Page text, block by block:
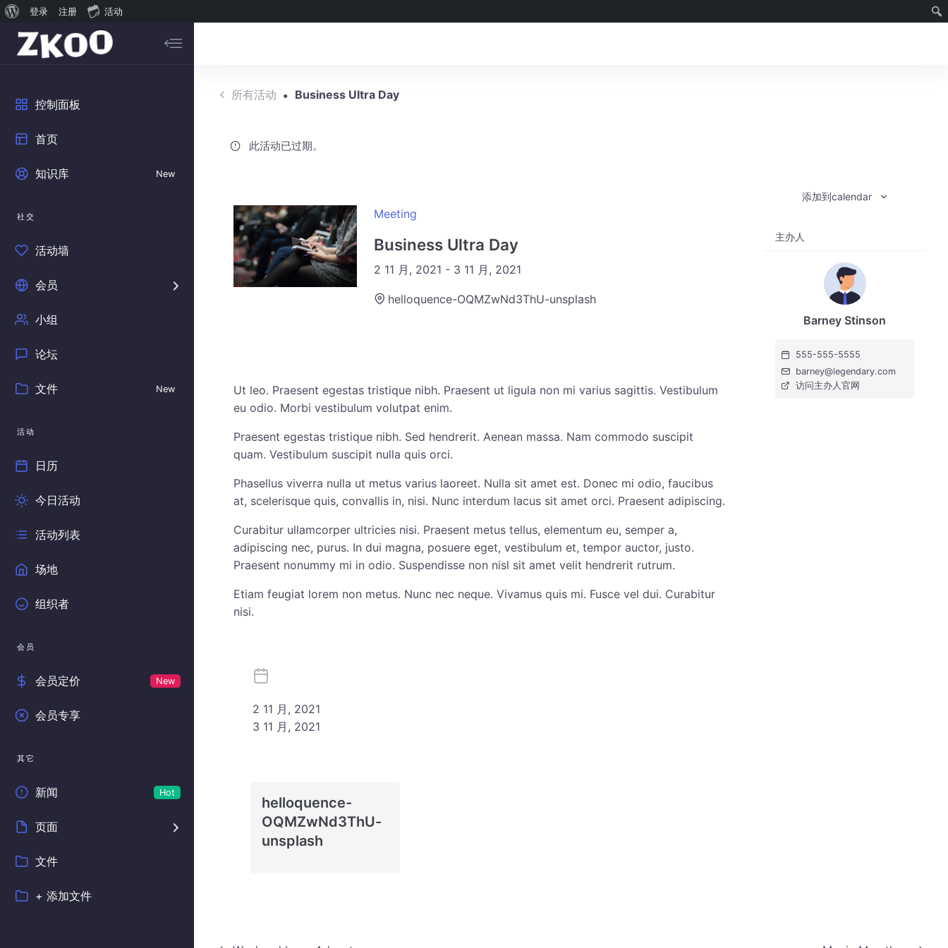
于
WordPress
登录 注册 活动
Skip to main content
控制面板
首页
知识库 New
社交
活动墙
会员
小组
论坛
文件 New
活动
日历
今日活动
活动列表
场地
组织者
会员
会员定价 New
会员专享
其它
新闻 Hot
页面
文件
+ 添加文件
所有活动 Business Ultra Day
此活动已过期。
Meeting
Business Ultra Day
2 11 月, 2021 - 3 11 月, 2021
helloquence-OQMZwNd3ThU-unsplash
Ut leo. Praesent egestas tristique nibh. Praesent ut ligula non mi varius sagittis. Vestibulum
eu odio. Morbi vestibulum volutpat enim.
Praesent egestas tristique nibh. Sed hendrerit. Aenean massa. Nam commodo suscipit
quam. Vestibulum suscipit nulla quis orci.
Phasellus viverra nulla ut metus varius laoreet. Nulla sit amet est. Donec mi odio, faucibus
at, scelerisque quis, convallis in, nisi. Nunc interdum lacus sit amet orci. Praesent adipiscing.
Curabitur ullamcorper ultricies nisi. Praesent metus tellus, elementum eu, semper a,
adipiscing nec, purus. In dui magna, posuere eget, vestibulum et, tempor auctor, justo.
Praesent nonummy mi in odio. Suspendisse non nisl sit amet velit hendrerit rutrum.
Etiam feugiat lorem non metus. Nunc nec neque. Vivamus quis mi. Fusce vel dui. Curabitur
nisi.
2 11 月, 2021
3 11 月, 2021
helloquence-
OQMZwNd3ThU-
unsplash
添加到calendar
主办人
Barney Stinson
555-555-5555
barney@legendary.com
访问主办人官网